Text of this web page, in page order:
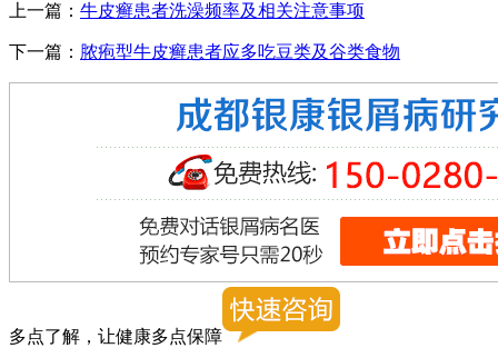
上一篇： 牛皮癣患者洗澡频率及相关注意事项
下一篇： 脓疱型牛皮癣患者应多吃豆类及谷类食物
多点了解，让健康多点保障